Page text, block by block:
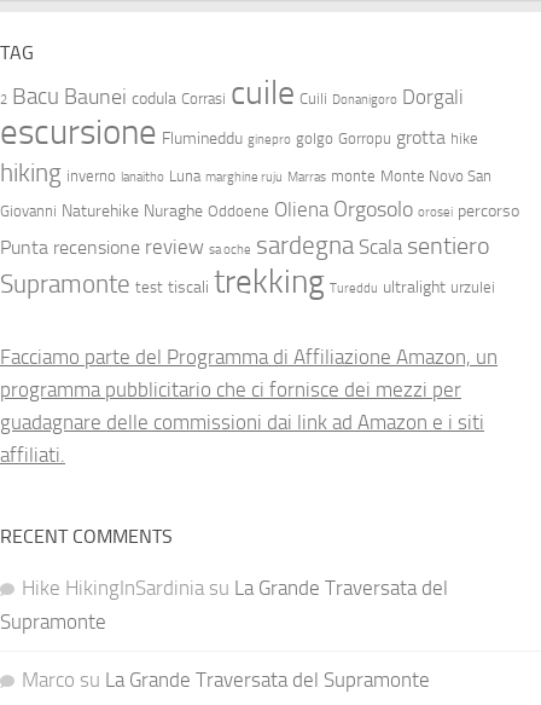
TAG
2 Bacu Baunei codula Corrasi cuile Cuili Donanigoro Dorgali
escursione Flumineddu ginepro golgo Gorropu grotta hike
hiking inverno lanaitho Luna marghine ruju Marras monte Monte Novo San
Giovanni Naturehike Nuraghe Oddoene Oliena Orgosolo orosei percorso
Punta recensione review sa oche sardegna Scala sentiero
Supramonte test tiscali trekking Tureddu ultralight urzulei
Facciamo parte del Programma di Affiliazione Amazon, un
programma pubblicitario che ci fornisce dei mezzi per
guadagnare delle commissioni dai link ad Amazon e i siti
affiliati.
RECENT COMMENTS
Hike HikingInSardinia su La Grande Traversata del
Supramonte
Marco su La Grande Traversata del Supramonte